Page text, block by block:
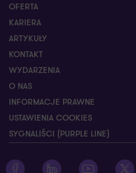
OFERTA
KARIERA
ARTYKUŁY
KONTAKT
WYDARZENIA
O NAS
INFORMACJE PRAWNE
USTAWIENIA COOKIES
SYGNALIŚCI (PURPLE LINE)
Zobacz profil Grant Thornton
Zobacz profil Grant
Zobacz profil